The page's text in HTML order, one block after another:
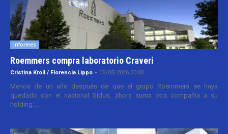
Informes
Roemmers compra laboratorio Craveri
Cristina Kroll / Florencia Lippo - 05/05/2026 20:00
Menos de un año después de que el grupo Roemmers se haya
quedado con el nacional Sidus, ahora suma otra compañía a su
holding....